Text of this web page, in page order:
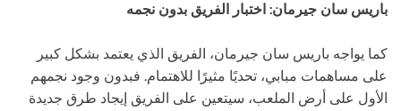
باريس سان جيرمان: اختبار الفريق بدون نجمه
كما يواجه باريس سان جيرمان، الفريق الذي يعتمد بشكل كبير
على مساهمات مبابي، تحديًا مثيرًا للاهتمام. فبدون وجود نجمهم
الأول على أرض الملعب، سيتعين على الفريق إيجاد طرق جديدة